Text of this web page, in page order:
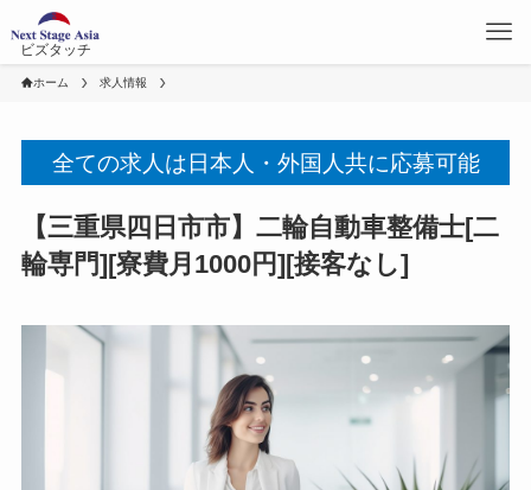
ビズタッチ
ホーム 求人情報
全ての求人は日本人・外国人共に応募可能
【三重県四日市市】二輪自動車整備士[二
輪専門][寮費月1000円][接客なし]